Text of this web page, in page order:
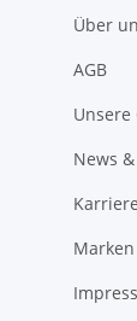
Über
AGB
Unsere
News
Karriere
Marken